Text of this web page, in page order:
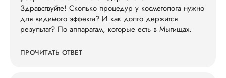
Здравствуйте! Сколько процедур у косметолога нужно
для видимого эффекта? И как долго держится
результат? По аппаратам, которые есть в Мытищах.
ПРОЧИТАТЬ ОТВЕТ